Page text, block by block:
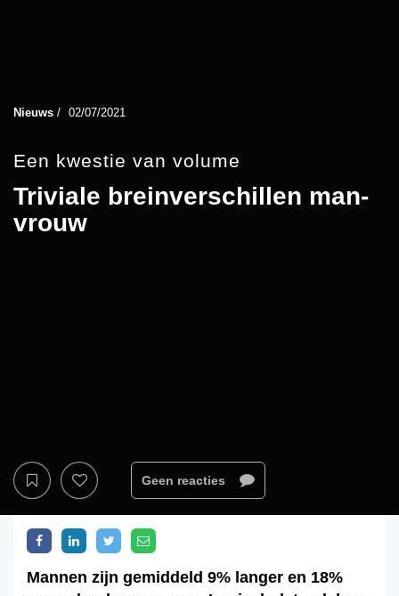
Nieuws / 02/07/2021
Een kwestie van volume
Triviale breinverschillen man-
vrouw
Geen reacties
Mannen zijn gemiddeld 9% langer en 18%